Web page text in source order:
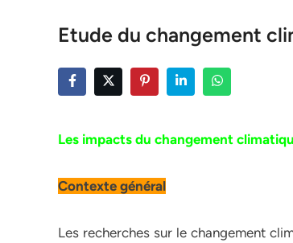
Etude du changement
Les impacts du changement
Contexte général
Les recherches sur le changement